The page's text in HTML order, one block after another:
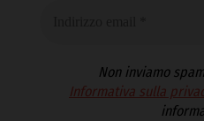
Non inviamo
Informativa sulla